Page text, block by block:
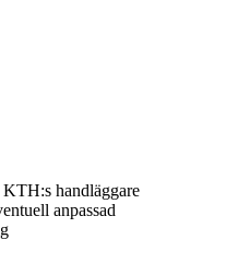
KTH:s handläggare
anpassad